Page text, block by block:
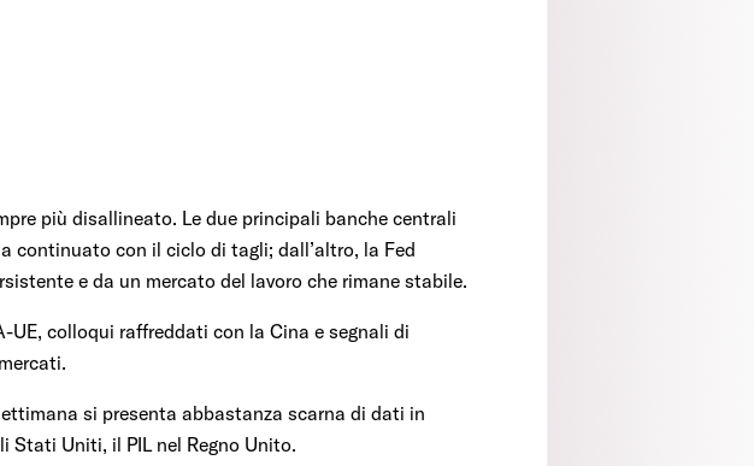
più disallineato. Le due principali banche centrali
continuato con il ciclo di tagli; dall’altro, la Fed
e da un mercato del lavoro che rimane stabile.
UE, colloqui raffreddati con la Cina e segnali di
si presenta abbastanza scarna di dati in
Stati Uniti, il PIL nel Regno Unito.